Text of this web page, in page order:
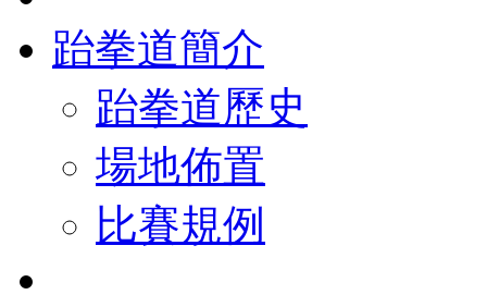
跆拳道簡介
跆拳道歷史
場地佈置
比賽規例